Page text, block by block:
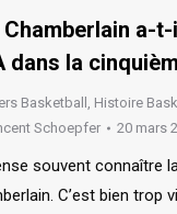
a-
dans la
Basketball , Histoire
Schoepfer 20 mars
souvent connaître
C’est bien trop